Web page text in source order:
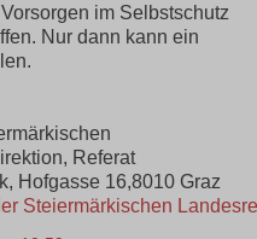
im Selbstschutz
Nur dann kann ein
Referat
Hofgasse 16,8010 Graz
Steiermärkischen